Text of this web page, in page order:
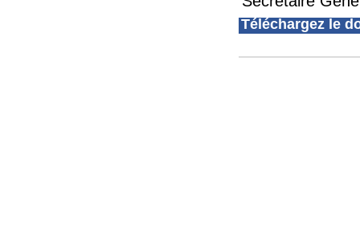
Téléchargez le